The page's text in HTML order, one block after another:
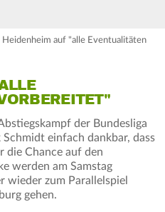
auf "alle Eventualitäten
der Bundesliga
einfach dankbar, dass
die Chance auf den
werden am Samstag
wieder zum Parallelspiel
gehen.